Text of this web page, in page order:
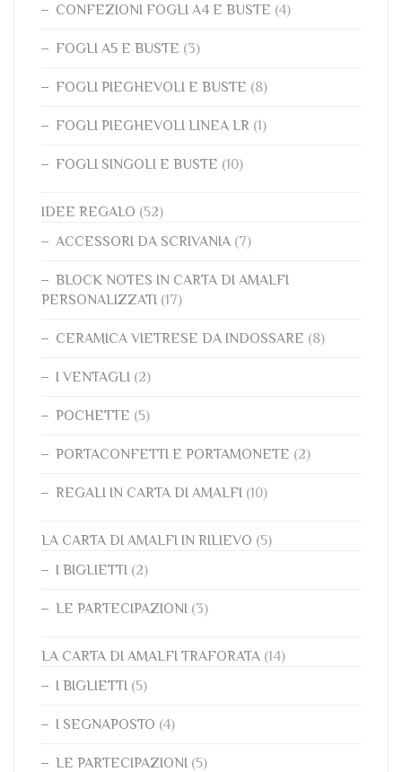
CONFEZIONI FOGLI A4 E BUSTE (4)
FOGLI A5 E BUSTE (3)
FOGLI PIEGHEVOLI E BUSTE (8)
FOGLI PIEGHEVOLI LINEA LR (1)
FOGLI SINGOLI E BUSTE (10)
IDEE REGALO (52)
ACCESSORI DA SCRIVANIA (7)
BLOCK NOTES IN CARTA DI AMALFI
PERSONALIZZATI (17)
CERAMICA VIETRESE DA INDOSSARE (8)
I VENTAGLI (2)
POCHETTE (5)
PORTACONFETTI E PORTAMONETE (2)
REGALI IN CARTA DI AMALFI (10)
LA CARTA DI AMALFI IN RILIEVO (5)
I BIGLIETTI (2)
LE PARTECIPAZIONI (3)
LA CARTA DI AMALFI TRAFORATA (14)
I BIGLIETTI (5)
I SEGNAPOSTO (4)
LE PARTECIPAZIONI (5)